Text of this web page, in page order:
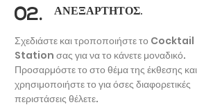
02. ΑΝΕΞΑΡΤΗΤΟΣ.
Σχεδιάστε και τροποποιήστε το Cocktail
Station σας για να το κάνετε μοναδικό.
Προσαρμόστε το στο θέμα της έκθεσης και
χρησιμοποιήστε το για όσες διαφορετικές
περιστάσεις θέλετε.